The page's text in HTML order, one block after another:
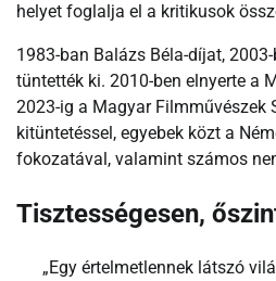
helyet foglalja el a kritikusok
1983-ban Balázs Béla-díjat,
tüntették ki. 2010-ben elnyerte a
2023-ig a Magyar Filmművészek
kitüntetéssel, egyebek közt a
fokozatával, valamint számos
Tisztességesen,
„Egy értelmetlennek látszó